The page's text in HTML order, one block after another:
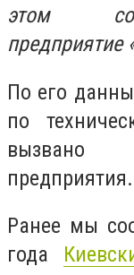
этом
предприятие
По его
по
вызвано
предприятия.
Ранее мы
года